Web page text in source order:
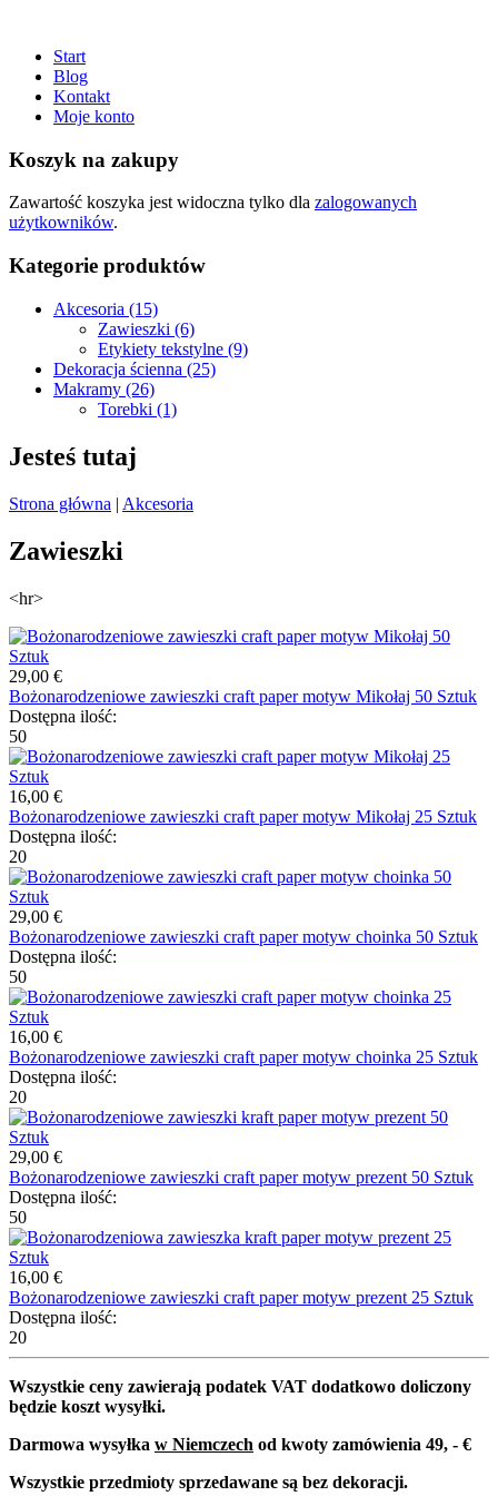
Start
Blog
Kontakt
Moje konto
Koszyk na zakupy
Zawartość koszyka jest widoczna tylko dla zalogowanych
użytkowników.
Kategorie produktów
Akcesoria (15)
Zawieszki (6)
Etykiety tekstylne (9)
Dekoracja ścienna (25)
Makramy (26)
Torebki (1)
Jesteś tutaj
Strona główna | Akcesoria
Zawieszki
<hr>
29,00 €
Bożonarodzeniowe zawieszki craft paper motyw Mikołaj 50 Sztuk
Dostępna ilość:
50
16,00 €
Bożonarodzeniowe zawieszki craft paper motyw Mikołaj 25 Sztuk
Dostępna ilość:
20
29,00 €
Bożonarodzeniowe zawieszki craft paper motyw choinka 50 Sztuk
Dostępna ilość:
50
16,00 €
Bożonarodzeniowe zawieszki craft paper motyw choinka 25 Sztuk
Dostępna ilość:
20
29,00 €
Bożonarodzeniowe zawieszki craft paper motyw prezent 50 Sztuk
Dostępna ilość:
50
16,00 €
Bożonarodzeniowe zawieszki craft paper motyw prezent 25 Sztuk
Dostępna ilość:
20
Wszystkie ceny zawierają podatek VAT dodatkowo doliczony
będzie koszt wysyłki.
Darmowa wysyłka w Niemczech od kwoty zamówienia 49, - €
Wszystkie przedmioty sprzedawane są bez dekoracji.